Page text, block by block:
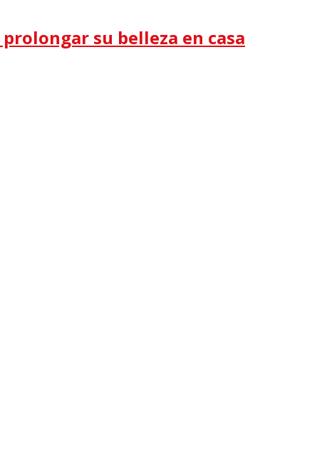
su belleza en casa